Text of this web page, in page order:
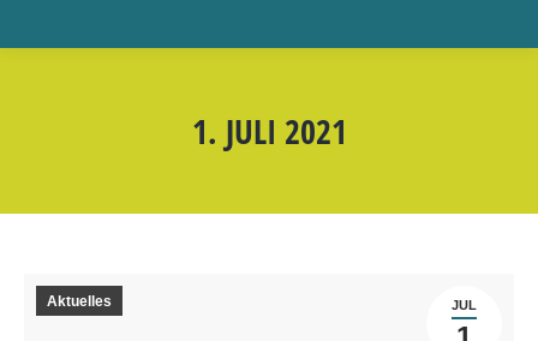
1. JULI 2021
JUL
Aktuelles